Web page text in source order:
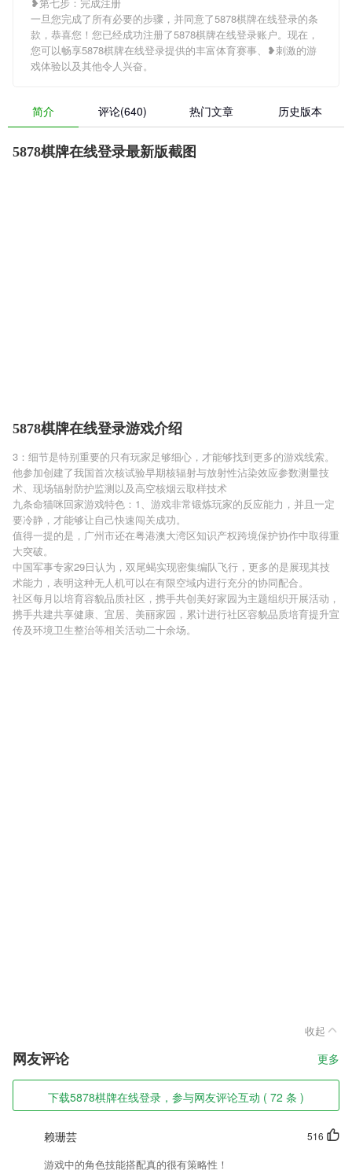
一旦您完成了所有必要的步骤，并同意了5878棋牌在线登录的条
款，恭喜您！您已经成功注册了5878棋牌在线登录账户。现在，
您可以畅享5878棋牌在线登录提供的丰富体育赛事、❥刺激的游
戏体验以及其他令人兴奋。
简介 评论(640) 热门文章 历史版本
5878棋牌在线登录最新版截图
5878棋牌在线登录游戏介绍
3：细节是特别重要的只有玩家足够细心，才能够找到更多的游戏线索。
他参加创建了我国首次核试验早期核辐射与放射性沾染效应参数测量技
术、现场辐射防护监测以及高空核烟云取样技术
九条命猫咪回家游戏特色：1、游戏非常锻炼玩家的反应能力，并且一定
要冷静，才能够让自己快速闯关成功。
值得一提的是，广州市还在粤港澳大湾区知识产权跨境保护协作中取得重
大突破。
中国军事专家29日认为，双尾蝎实现密集编队飞行，更多的是展现其技
术能力，表明这种无人机可以在有限空域内进行充分的协同配合。
社区每月以培育容貌品质社区，携手共创美好家园为主题组织开展活动，
携手共建共享健康、宜居、美丽家园，累计进行社区容貌品质培育提升宣
传及环境卫生整治等相关活动二十余场。
收起
网友评论 更多
下载5878棋牌在线登录，参与网友评论互动 ( 72 条 )
516
赖珊芸
游戏中的角色技能搭配真的很有策略性！